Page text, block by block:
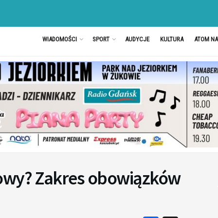
WIADOMOŚCI SPORT AUDYCJE KULTURA ATOM
Zakres obowiązków